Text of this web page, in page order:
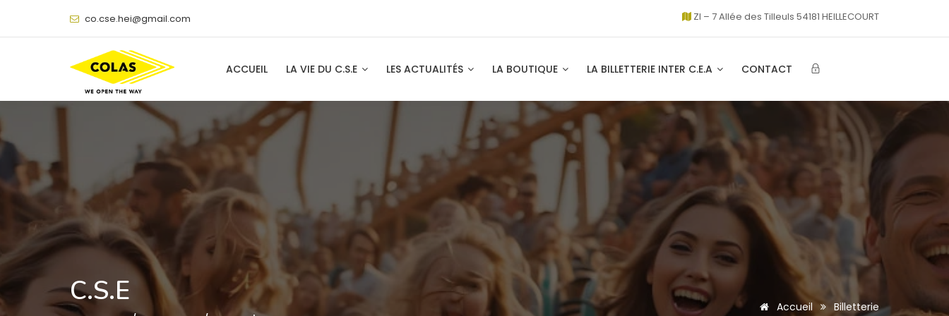
@ ZI – 7 Allée des Tilleuls 54181 HEILLECOURT
ACCUEIL LA VIE DU C.S.E LES ACTUALITÉS LA BOUTIQUE LA BILLETTERIE INTER C.E.A CONTACT
C.S.E Accueil Billetterie